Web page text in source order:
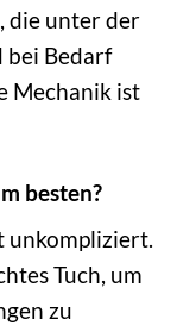
die unter der
bei Bedarf
Mechanik ist
besten?
unkompliziert.
Tuch, um
zu